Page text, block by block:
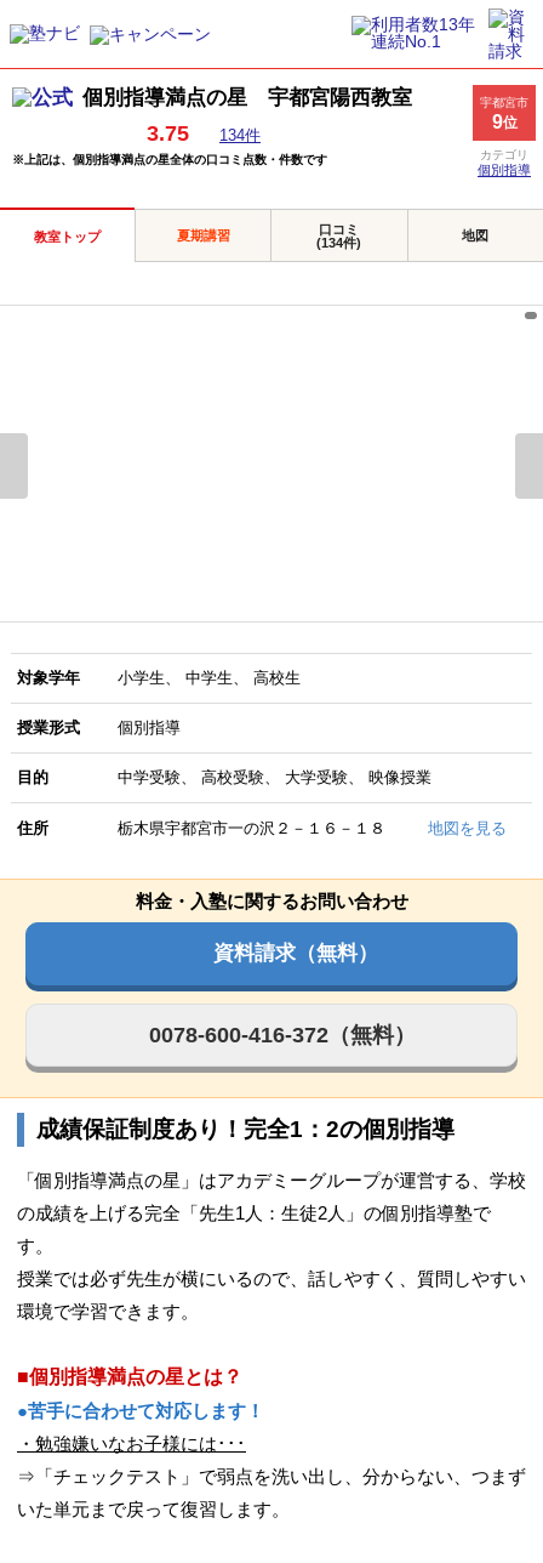
個別指導満点の星 宇都宮陽西教室
3.75 134件
※上記は、個別指導満点の星全体の口コミ点数・件数です
宇都宮市
9位
カテゴリ
個別指導
教室トップ 夏期講習
口コミ
(134件)
地図
対象学年 小学生 中学生 高校生
授業形式 個別指導
目的 中学受験 高校受験 大学受験 映像授業
住所 栃木県宇都宮市一の沢２－１６－１８ 地図を見る
料金・入塾に関するお問い合わせ
資料請求（無料）
0078-600-416-372（無料）
成績保証制度あり！完全1：2の個別指導
「個別指導満点の星」はアカデミーグループが運営する、学校
の成績を上げる完全「先生1人：生徒2人」の個別指導塾で
す。
授業では必ず先生が横にいるので、話しやすく、質問しやすい
環境で学習できます。
■個別指導満点の星とは？
●苦手に合わせて対応します！
・勉強嫌いなお子様には･･･
⇒「チェックテスト」で弱点を洗い出し、分からない、つまず
いた単元まで戻って復習します。